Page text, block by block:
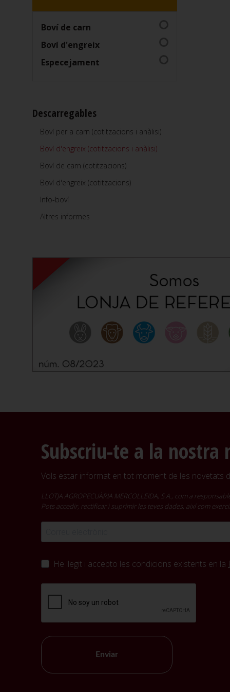
Boví de carn
Boví d'engreix
Especejament
Descarregables
Boví per a carn (cotitzacions i anàlisi)
Boví d'engreix (cotitzacions i anàlisi)
Boví de carn (cotitzacions)
Boví d'engreix (cotitzacions)
Info-boví
Altres informes
Subscriu-te a la nostra
Vols estar informat en tot moment de les
LLOTJA AGROPECUÀRIA MERCOLLEIDA, S.A., com a
Pots accedir, rectificar i suprimir les teves dades, així com
He llegit i accepto les condicions existents en la
Enviar